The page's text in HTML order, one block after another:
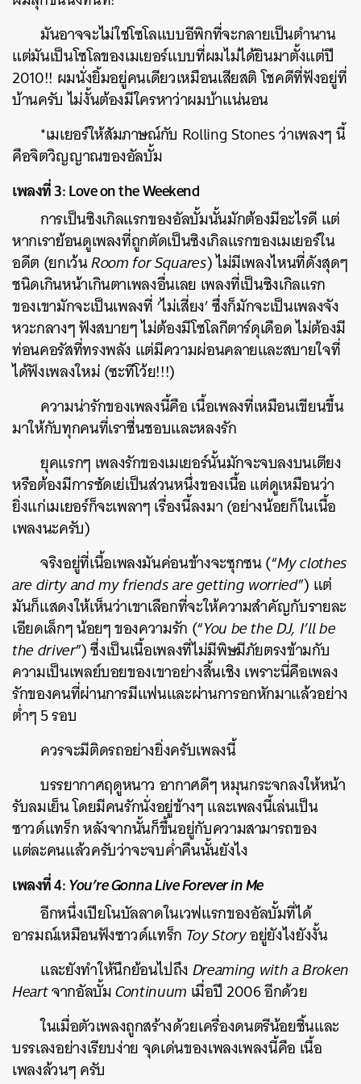
มันอาจจะไม่ใช่โซโลแบบอีพิกที่จะกลายเป็นตำนาน
แต่มันเป็นโซโลของเมเยอร์แบบที่ผมไม่ได้ยินมาตั้งแต่ปี
2010!! ผมนั่งยิ้มอยู่คนเดียวเหมือนเสียสติ โชคดีที่ฟังอยู่ที่
บ้านครับ ไม่งั้นต้องมีใครหาว่าผมบ้าแน่นอน
*เมเยอร์ให้สัมภาษณ์กับ Rolling Stones ว่าเพลงๆ นี้
คือจิตวิญญาณของอัลบั้ม
เพลงที่ 3: Love on the Weekend
การเป็นซิงเกิลแรกของอัลบั้มนั้นมักต้องมีอะไรดี แต่
หากเราย้อนดูเพลงที่ถูกตัดเป็นซิงเกิลแรกของเมเยอร์ใน
อดีต (ยกเว้นRoom for Squares) ไม่มีเพลงไหนที่ดังสุดๆ
ชนิดเกินหน้าเกินตาเพลงอื่นเลย เพลงที่เป็นซิงเกิลแรก
ของเขามักจะเป็นเพลงที่ ‘ไม่เสี่ยง’ ซึ่งก็มักจะเป็นเพลงจัง
หวะกลางๆ ฟังสบายๆ ไม่ต้องมีโซโลกีตาร์ดุเดือด ไม่ต้องมี
ท่อนคอรัสที่ทรงพลัง แต่มีความผ่อนคลายและสบายใจที่
ได้ฟังเพลงใหม่ (ซะทีโว้ย!!!)
ความน่ารักของเพลงนี้คือ เนื้อเพลงที่เหมือนเขียนขึ้น
มาให้กับทุกคนที่เราชื่นชอบและหลงรัก
ยุคแรกๆ เพลงรักของเมเยอร์นั้นมักจะจบลงบนเตียง
หรือต้องมีการซัดเย่เป็นส่วนหนึ่งของเนื้อ แต่ดูเหมือนว่า
ยิ่งแก่เมเยอร์ก็จะเพลาๆ เรื่องนี้ลงมา (อย่างน้อยก็ในเนื้อ
เพลงนะครับ)
จริงอยู่ที่เนื้อเพลงมันค่อนข้างจะซุกซน (“My clothes
are dirty and my friends are getting worried”) แต่
มันก็แสดงให้เห็นว่าเขาเลือกที่จะให้ความสำคัญกับรายละ
เอียดเล็กๆ น้อยๆ ของความรัก (“You be the DJ, I’ll be
the driver”) ซึ่งเป็นเนื้อเพลงที่ไม่มีพิษมีภัยตรงข้ามกับ
ความเป็นเพลย์บอยของเขาอย่างสิ้นเชิง เพราะนี่คือเพลง
รักของคนที่ผ่านการมีแฟนและผ่านการอกหักมาแล้วอย่าง
ต่ำๆ 5 รอบ
ควรจะมีติดรถอย่างยิ่งครับเพลงนี้
บรรยากาศฤดูหนาว อากาศดีๆ หมุนกระจกลงให้หน้า
รับลมเย็น โดยมีคนรักนั่งอยู่ข้างๆ และเพลงนี้เล่นเป็น
ซาวด์แทร็ก หลังจากนั้นก็ขึ้นอยู่กับความสามารถของ
แต่ละคนแล้วครับว่าจะจบค่ำคืนนั้นยังไง
เพลงที่ 4:You’re Gonna Live Forever in Me
อีกหนึ่งเปียโนบัลลาดในเวฟแรกของอัลบั้มที่ได้
อารมณ์เหมือนฟังซาวด์แทร็ก Toy Storyอยู่ยังไงยังงั้น
และยังทำให้นึกย้อนไปถึงDreaming with a Broken
Heartจากอัลบั้มContinuum เมื่อปี 2006 อีกด้วย
ในเมื่อตัวเพลงถูกสร้างด้วยเครื่องดนตรีน้อยชิ้นและ
บรรเลงอย่างเรียบง่าย จุดเด่นของเพลงเพลงนี้คือ เนื้อ
เพลงล้วนๆ ครับ
ค้นหา
SHARE TWEET LINE EMAIL